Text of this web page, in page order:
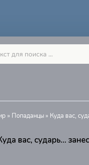
» Попаданцы » Куда вас,
вас, сударь…